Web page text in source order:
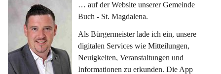
… auf der Website unserer Gemeinde
Buch - St. Magdalena.
Als Bürgermeister lade ich ein, unsere
digitalen Services wie Mitteilungen,
Neuigkeiten, Veranstaltungen und
Informationen zu erkunden. Die App